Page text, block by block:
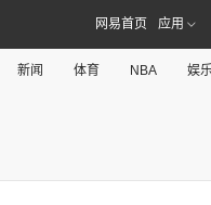
网易首页 应用
新闻 体育 NBA 娱